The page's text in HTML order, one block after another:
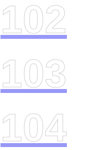
102
103
104